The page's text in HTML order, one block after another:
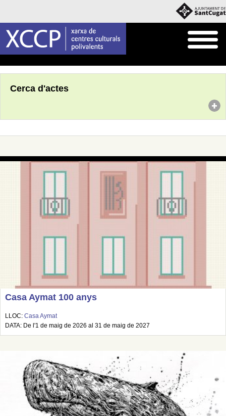
Cerca d'actes
Casa Aymat 100 anys
LLOC: Casa Aymat
DATA: De l'1 de maig de 2026 al 31 de maig de 2027